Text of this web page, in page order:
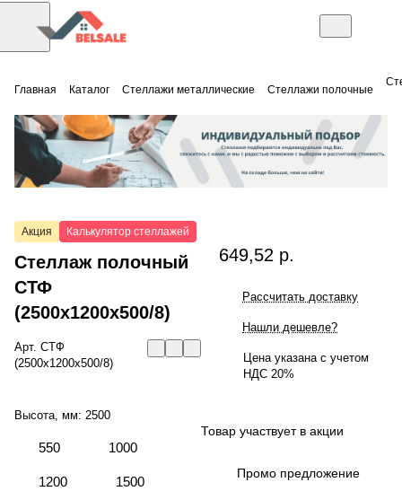
Главная Каталог Стеллажи металлические Стеллажи полочные
Акция Калькулятор стеллажей
Стеллаж полочный
СТФ
(2500x1200x500/8)
Арт. СТФ
(2500x1200x500/8)
Высота, мм: 2500
550 1000
1200 1500
649,52 р.
Рассчитать доставку
Нашли дешевле?
Цена указана с учетом
НДС 20%
Товар участвует в акции
Промо предложение